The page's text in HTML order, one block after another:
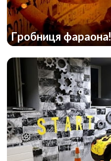
Гробниця фараона!